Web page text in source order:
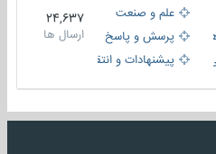
علم و صنعت
پرسش و پاسخ
پیشنهادات و انتقادات
24,637
ارسال ها